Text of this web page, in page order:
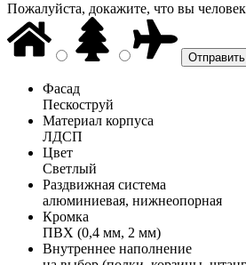
Пожалуйста, докажите, что вы
Фасад
Пескоструй
Материал корпуса
ЛДСП
Цвет
Светлый
Раздвижная система
алюминиевая, нижнеопорная
Кромка
ПВХ (0,4 мм, 2 мм)
Внутреннее наполнение